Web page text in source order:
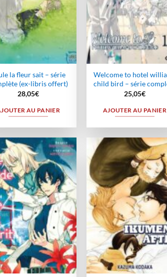
la fleur sait – série
(ex-libris offert)
28,05€
AU PANIER
Welcome to hotel
child bird – série
25,05€
AJOUTER AU PANIER
Ajouter
à la
wishlist
à